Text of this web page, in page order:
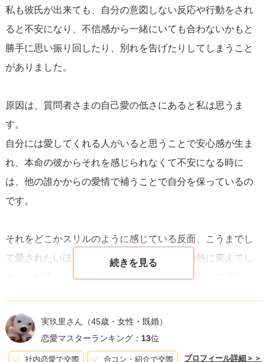
います)
常に誰かと繋がりがないと不安なのであれば、メル友目的
でアプリを使ってもいいでしょう。
はあります。
ココナラのようなサービスも。
ご相談者様が幸せなお相手といられる人生を願っておりま
す。
私も彼氏が出来ても、自分の意図しない反応や行動をされ
ると不安になり、不信感から一緒にいても合わないかもと
勝手に思い振り回したり、別れを告げたりしてしまうこと
がありました。
原因は、質問者さまの自己愛の低さにあると私は思うま
す。
自分には愛してくれる人がいると思うことで安心感が生ま
れ、本命の彼からそれを感じられなくて不安になる時に
は、他の誰かからの愛情で補うことで自分を保っているの
です。
それをどこかスリルのように感じている反面、こうまでし
て愛されたいほど相手を愛しているという情熱に変えてし
まい、相手から同じように愛されないことに対して苛立
質問者さまが仰るように、自分自身を労り、癒す時間を作
ることはとても大事です。が、怖い気持ちもよく分かりま
実玖里さん （45歳・女性・既婚）
恋愛マスターランキング： 13位
社内恋愛で交際 合コン・紹介で交際 プロフィール詳細＞＞